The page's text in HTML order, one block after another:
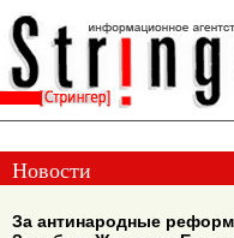
Новости
За антинародные